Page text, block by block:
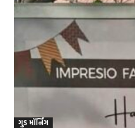
ગુડ મૉર્નિંગ